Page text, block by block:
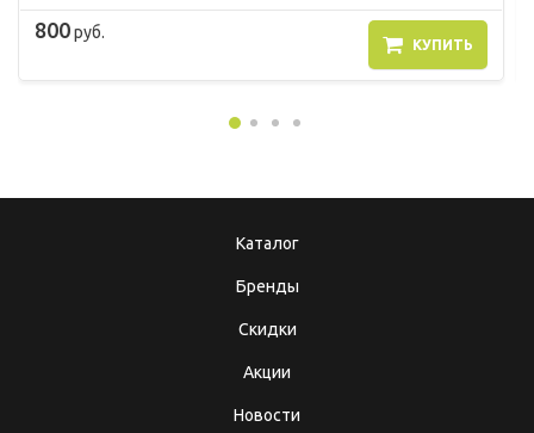
800руб.
КУПИТЬ
Каталог
Бренды
Скидки
Акции
Новости